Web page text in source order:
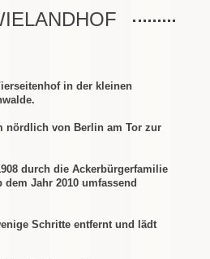
in der kleinen
nördlich von Berlin am Tor zur
durch die Ackerbürgerfamilie
Jahr 2010 umfassend
Schritte entfernt und lädt